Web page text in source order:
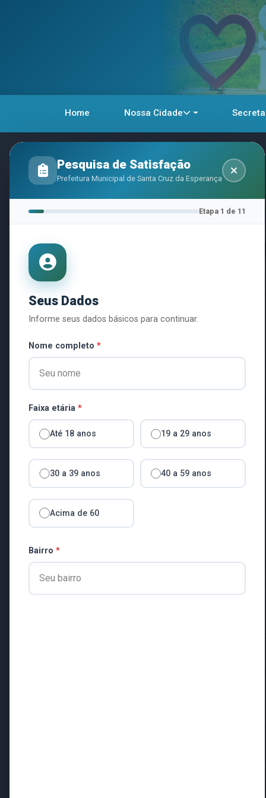
Home Nossa Cidade
Pesquisa de Satisfação
Prefeitura Municipal de Santa Cruz da Esperança
Etapa 1 de 11
Seus Dados
Informe seus dados básicos para continuar.
Nome completo *
Faixa etária *
Até 18 anos 19 a 29 anos
30 a 39 anos 40 a 59 anos
Acima de 60
Bairro *
Aviso
de
2
Data da publicação:
de Educação
Projeto do Idoso
perfazendo 40
“Esperança”.
Baixar
“AVISO DE
Ref. Manifestação
eventuais
Objeto:
Educação Física,
do Idoso “60Mais”
mensais para o
A Prefeitura
interessados, que
nº 14.133/2021
Visando atender ao